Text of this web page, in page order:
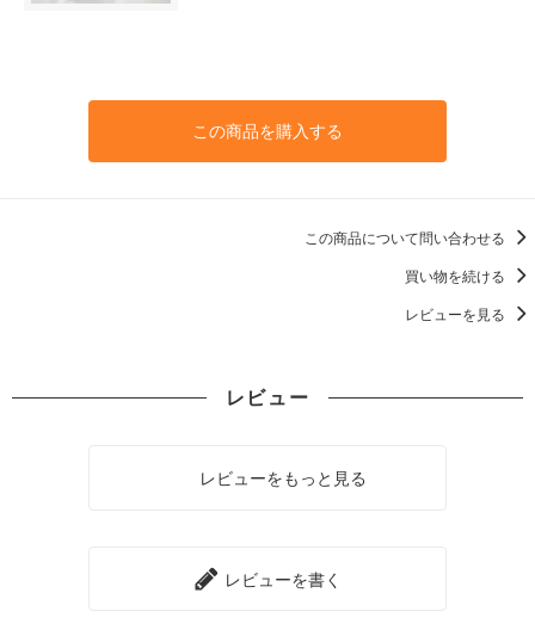
この商品を購入する
この商品について問い合わせる
買い物を続ける
レビューを見る
レビュー
レビューをもっと見る
レビューを書く